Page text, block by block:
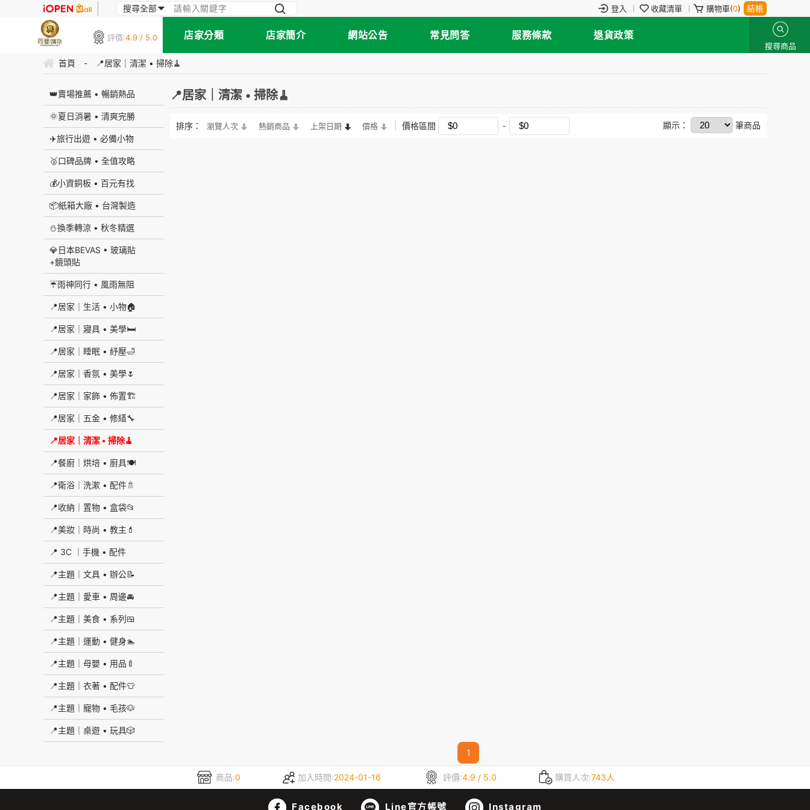
登入 收藏清單 購物車(0) 結帳
評價:4.9 / 5.0 店家分類 店家簡介 網站公告 常見問答 服務條款 退貨政策
搜尋商品
首頁 - 📍居家｜清潔 • 掃除🧹
👑賣場推薦 • 暢銷熱品
🌞夏日消暑 • 清爽完勝
✈️旅行出遊 • 必備小物
🥈口碑品牌 • 全值攻略
💰小資銅板 • 百元有找
📦紙箱大廠 • 台灣製造
⛄️換季轉涼 • 秋冬精選
💎日本BEVAS • 玻璃貼
+鏡頭貼
☔雨神同行 • 風雨無阻
📍居家｜生活 • 小物🏠
📍居家｜寢具 • 美學🛏
📍居家｜睡眠 • 紓壓🛁
📍居家｜香氛 • 美學🌷
📍居家｜家飾 • 佈置🏗
📍居家｜五金 • 修繕🔧
📍居家｜清潔 • 掃除🧹
📍餐廚｜烘培 • 廚具🍽
📍衛浴｜洗漱 • 配件🚿
📍收納｜置物 • 盒袋📂
📍美妝｜時尚 • 教主💄
📍 3C ｜手機 • 配件
📍主題｜文具 • 辦公📝
📍主題｜愛車 • 周邊🚘
📍主題｜美食 • 系列🍱
📍主題｜運動 • 健身🏊
📍主題｜母嬰 • 用品🍼
📍主題｜衣著 • 配件👕
📍主題｜寵物 • 毛孩🐶
📍主題｜桌遊 • 玩具🎲
📍居家｜清潔 • 掃除🧹
排序： 瀏覽人次 熱銷商品 上架日期 價格 價格區間 顯示： 筆商品
1
商品:0 加入時間:2024-01-16 評價:4.9 / 5.0 購買人次:743人
Facebook Line官方帳號 Instagram